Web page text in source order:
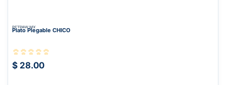
PETPAW.MX
Plato Plegable CHICO
$ 28.00